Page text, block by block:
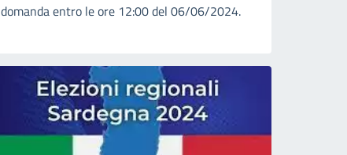
domanda entro le ore 12:00 del 06/06/2024.